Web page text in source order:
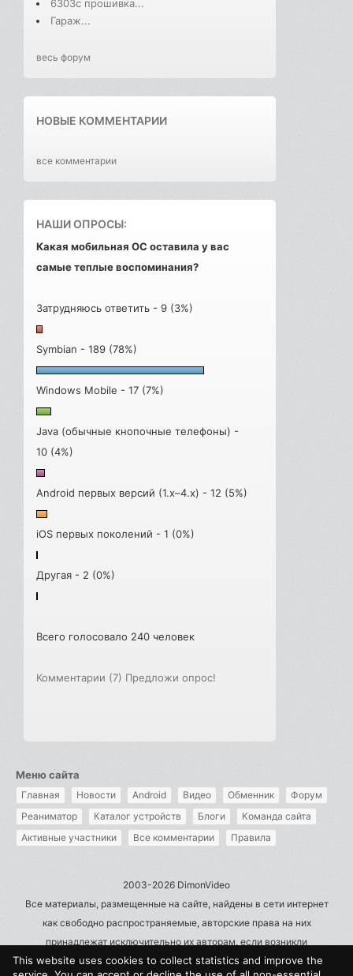
6303с прошивка...
Гараж...
весь форум
НОВЫЕ КОММЕНТАРИИ
все комментарии
НАШИ ОПРОСЫ:
Какая мобильная ОС оставила у вас
самые теплые воспоминания?
Затрудняюсь ответить - 9 (3%)
Symbian - 189 (78%)
Windows Mobile - 17 (7%)
Java (обычные кнопочные телефоны) -
10 (4%)
Android первых версий (1.x–4.x) - 12 (5%)
iOS первых поколений - 1 (0%)
Другая - 2 (0%)
Всего голосовало 240 человек
Комментарии (7) Предложи опрос!
Меню сайта
Главная Новости Android Видео Обменник
Форум
Реаниматор
Каталог устройств Блоги
Команда сайта
Активные участники
Все комментарии Правила
2003-2026 DimonVideo
Все материалы, размещенные на сайте, найдены в сети интернет
как свободно распространяемые, авторские права на них
принадлежат исключительно их авторам, если возникли
претензии - пишите на admin@dimonvideo.ru
This website uses cookies to collect statistics and improve the